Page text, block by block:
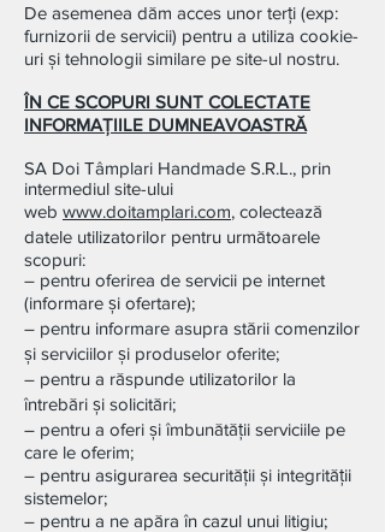
De asemenea dăm acces unor terți (exp:
furnizorii de servicii) pentru a utiliza cookie-
uri și tehnologii similare pe site-ul nostru.
ÎN CE SCOPURI SUNT COLECTATE
INFORMAŢIILE DUMNEAVOASTRĂ
SA Doi Tâmplari Handmade S.R.L., prin
intermediul site-ului
web www.doitamplari.com, colectează
datele utilizatorilor pentru următoarele
scopuri:
– pentru oferirea de servicii pe internet
(informare și ofertare);
– pentru informare asupra stării comenzilor
și serviciilor și produselor oferite;
– pentru a răspunde utilizatorilor la
întrebări și solicitări;
– pentru a oferi și îmbunătății serviciile pe
care le oferim;
– pentru asigurarea securității şi integrităţii
sistemelor;
– pentru a ne apăra în cazul unui litigiu;